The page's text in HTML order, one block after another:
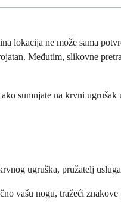
lokacija ne može sama
Međutim, slikovne
sumnjate na krvni
ugruška, pružatelj
vašu nogu, tražeći